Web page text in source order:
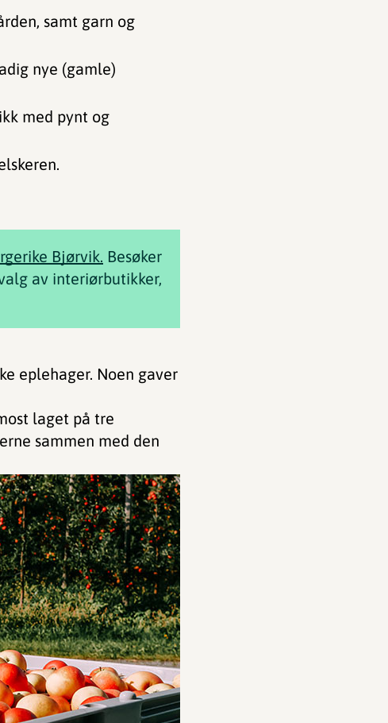
samt garn og
nye (gamle)
med pynt og
Bjørvik. Besøker
av interiørbutikker,
eplehager. Noen gaver
laget på tre
sammen med den